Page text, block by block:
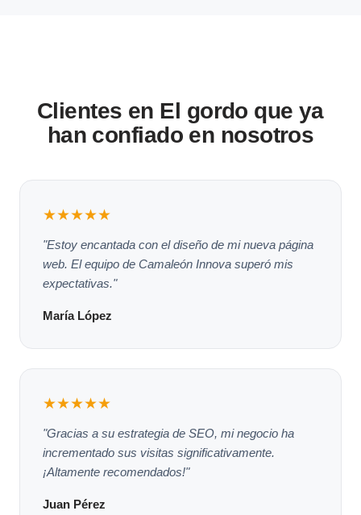
Clientes en El gordo que ya
han confiado en nosotros
★★★★★
"Estoy encantada con el diseño de mi nueva página
web. El equipo de Camaleón Innova superó mis
expectativas."
María López
★★★★★
"Gracias a su estrategia de SEO, mi negocio ha
incrementado sus visitas significativamente.
¡Altamente recomendados!"
Juan Pérez